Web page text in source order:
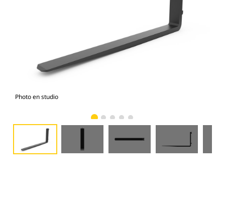
Photo en studio